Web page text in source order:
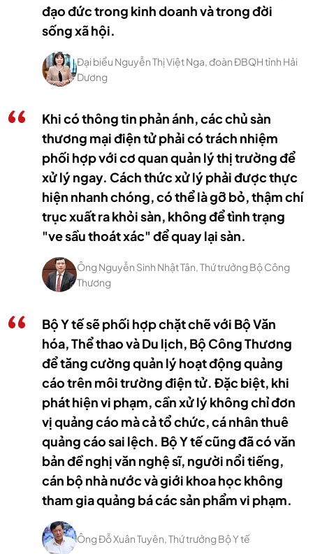
đạo đức trong kinh doanh và trong đời
sống xã hội.
Đại biểu Nguyễn Thị Việt Nga, đoàn ĐBQH tỉnh Hải
Dương
Khi có thông tin phản ánh, các chủ sàn
thương mại điện tử phải có trách nhiệm
phối hợp với cơ quan quản lý thị trường để
xử lý ngay. Cách thức xử lý phải được thực
hiện nhanh chóng, có thể là gỡ bỏ, thậm chí
trục xuất ra khỏi sàn, không để tình trạng
"ve sầu thoát xác" để quay lại sàn.
Ông Nguyễn Sinh Nhật Tân, Thứ trưởng Bộ Công
Thương
Bộ Y tế sẽ phối hợp chặt chẽ với Bộ Văn
hóa, Thể thao và Du lịch, Bộ Công Thương
để tăng cường quản lý hoạt động quảng
cáo trên môi trường điện tử. Đặc biệt, khi
phát hiện vi phạm, cần xử lý không chỉ đơn
vị quảng cáo mà cả tổ chức, cá nhân thuê
quảng cáo sai lệch. Bộ Y tế cũng đã có văn
bản đề nghị văn nghệ sĩ, người nổi tiếng,
cán bộ nhà nước và giới khoa học không
tham gia quảng bá các sản phẩm vi phạm.
Ông Đỗ Xuân Tuyên, Thứ trưởng Bộ Y tế